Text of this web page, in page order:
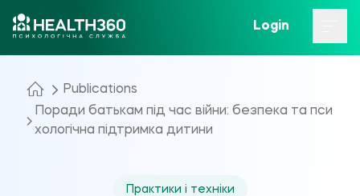
Login
Publications
Поради батькам під час війни: безпека та пси
хологічна підтримка дитини
Практики і техніки